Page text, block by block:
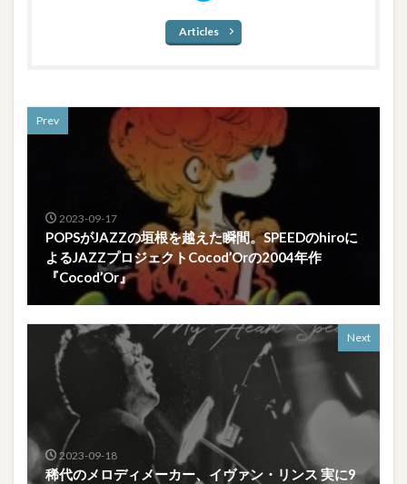
Articles
Prev
2023-09-17
POPSがJAZZの垣根を越えた瞬間。SPEEDのhiroに
よるJAZZプロジェクトCocod’Orの2004年作
『Cocod’Or』
Next
2023-09-18
稀代のメロディメーカー、イヴァン・リンス 実に9